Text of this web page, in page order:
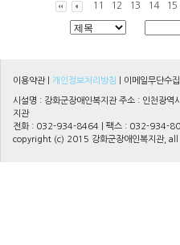
11 12 13 14 15
이용약관| 개인정보처리방침 이메일무단수
시설명 : 강화군장애인복지관 주소 : 인천광
지관
전화 : 032-934-8464 | 팩스 : 032-934-
copyright (c) 2015 강화군장애인복지관,